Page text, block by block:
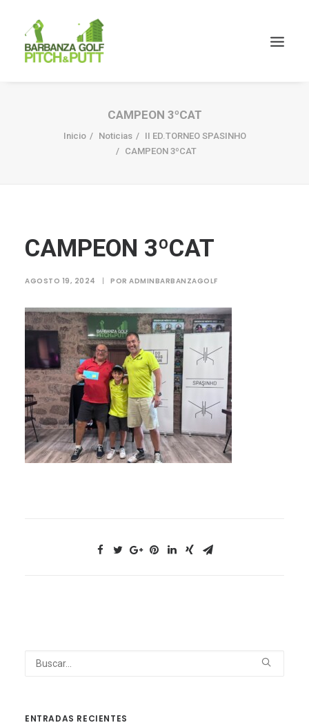
CAMPEON 3ºCAT
Inicio Noticias
II ED.TORNEO SPASINHO
CAMPEON 3ºCAT
CAMPEON 3ºCAT
AGOSTO 19, 2024 | POR ADMINBARBANZAGOLF
ENTRADAS RECIENTES